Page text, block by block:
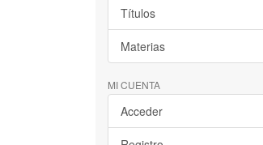
Títulos
Materias
MI CUENTA
Acceder